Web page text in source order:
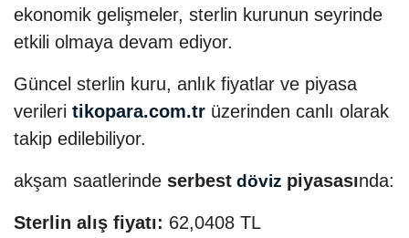
ekonomik gelişmeler, sterlin kurunun seyrinde
etkili olmaya devam ediyor.
Güncel sterlin kuru, anlık fiyatlar ve piyasa
verileri tikopara.com.tr üzerinden canlı olarak
takip edilebiliyor.
akşam saatlerinde serbest döviz piyasasında:
Sterlin alış fiyatı: 62,0408 TL